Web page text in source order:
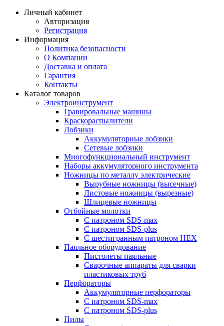
Личный кабинет
Авторизация
Регистрация
Информация
Политика безопасности
О Компании
Доставка и оплата
Гарантия
Контакты
Каталог товаров
Электроинструмент
Гравировальные машины
Краскораспылители
Лобзики
Аккумуляторные лобзики
Сетевые лобзики
Многофункциональный инструмент
Наборы аккумуляторного инструмента
Ножницы по металлу электрические
Вырубные ножницы (высечные)
Листовые ножницы (вырезные)
Шлицевые ножницы
Отбойные молотки
С патроном SDS-max
С патроном SDS-plus
С шестигранным патроном HEX
Паяльное оборудование
Пистолеты паяльные
Сварочные аппараты для сварки
пластиковых труб
Перфораторы
Аккумуляторные перфораторы
С патроном SDS-max
С патроном SDS-plus
Пилы